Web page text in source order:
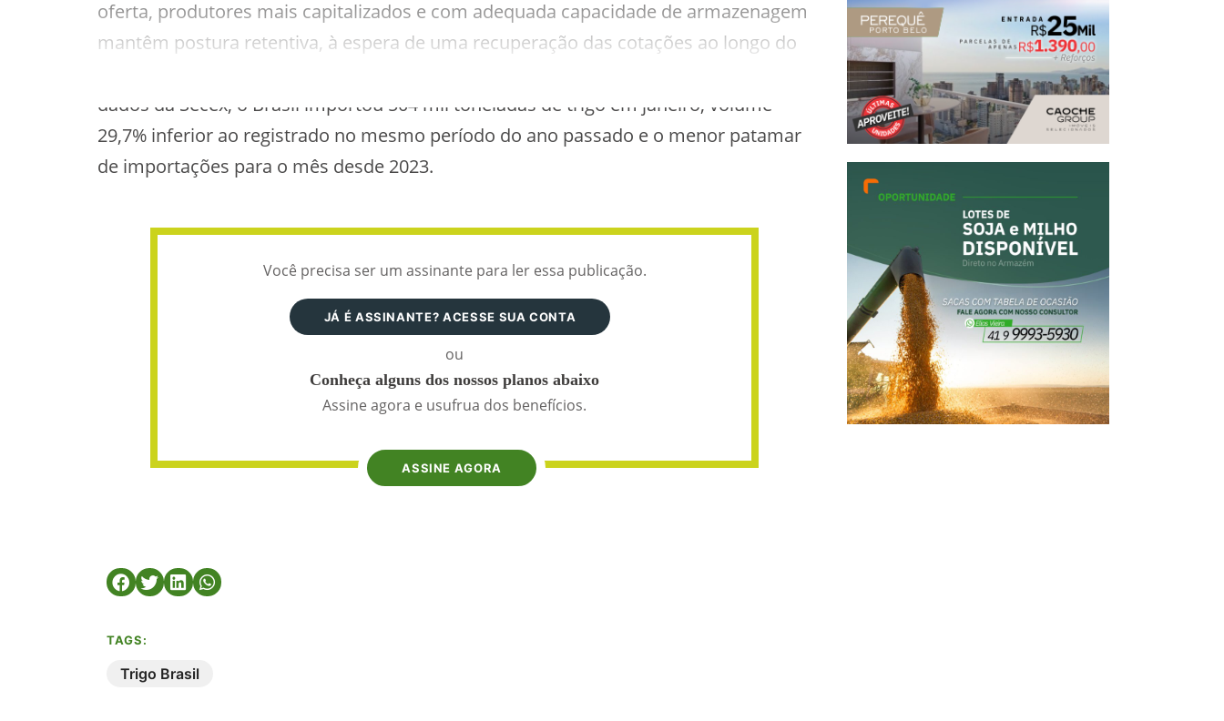
oferta, produtores mais capitalizados e com adequada capacidade de armazenagem
mantêm postura retentiva, à espera de uma recuperação das cotações ao longo do
dados da Secex, o Brasil importou 504 mil toneladas de trigo em janeiro, volume
29,7% inferior ao registrado no mesmo período do ano passado e o menor patamar
de importações para o mês desde 2023.
Você precisa ser um assinante para ler essa publicação.
JÁ É ASSINANTE? ACESSE SUA CONTA
ou
Conheça alguns dos nossos planos abaixo
Assine agora e usufrua dos benefícios.
ASSINE AGORA
TAGS:
Trigo Brasil